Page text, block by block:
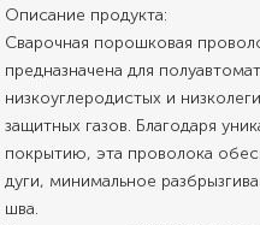
Описание продукта:
Сварочная порошковая
предназначена для
низкоуглеродистых и
защитных газов. Благодаря
покрытию, эта проволока
дуги, минимальное
шва.